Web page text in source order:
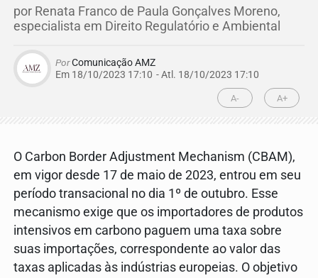
por Renata Franco de Paula Gonçalves Moreno,
especialista em Direito Regulatório e Ambiental
PorComunicação AMZ
Em 18/10/2023 17:10 - Atl. 18/10/2023 17:10
A- A+
O Carbon Border Adjustment Mechanism (CBAM),
em vigor desde 17 de maio de 2023, entrou em seu
período transacional no dia 1º de outubro. Esse
mecanismo exige que os importadores de produtos
intensivos em carbono paguem uma taxa sobre
suas importações, correspondente ao valor das
taxas aplicadas às indústrias europeias. O objetivo